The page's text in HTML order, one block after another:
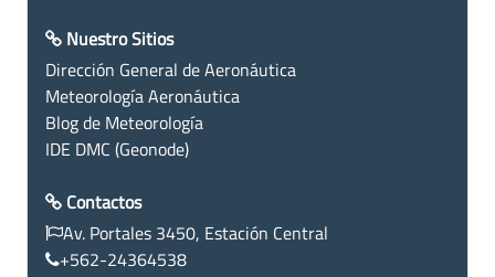
Nuestro Sitios
Dirección General de Aeronáutica
Meteorología Aeronáutica
Blog de Meteorología
IDE DMC (Geonode)
Contactos
Av. Portales 3450, Estación Central
+562-24364538